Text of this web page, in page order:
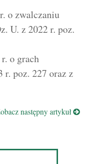
o zwalczaniu
U. z 2022 r. poz.
o grach
r. poz. 227 oraz z
następny artykuł